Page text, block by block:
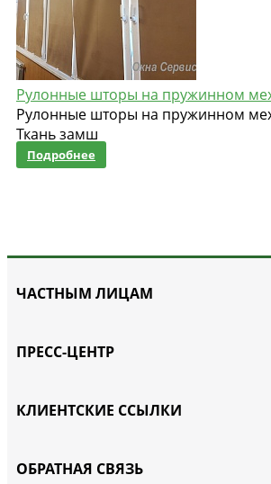
Рулонные шторы на пружинном
Рулонные шторы на пружинном
Ткань замш
Подробнее
ЧАСТНЫМ ЛИЦАМ
ПРЕСС-ЦЕНТР
КЛИЕНТСКИЕ ССЫЛКИ
ОБРАТНАЯ СВЯЗЬ